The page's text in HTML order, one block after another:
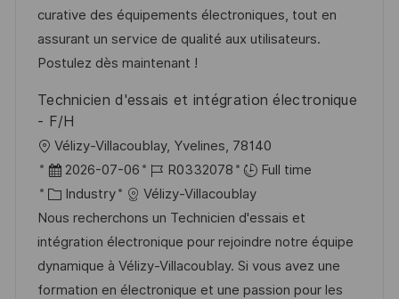
n D
a
t
o
r
y
curative des équipements électroniques, tout en
assurant un service de qualité aux utilisateurs.
Postulez dès maintenant !
Technicien d'essais et intégration électronique
- F/H
L
o
c
a
t
i
o
Vélizy-Villacoublay, Yvelines, 78140
P
o
s
t
e
d
2026-07-06
J
o
b
I
d
R0332078
Full time
C
a
t
e
g
Industry
Vélizy-Villacoublay
Nous recherchons un Technicien d'essais et
intégration électronique pour rejoindre notre équipe
dynamique à Vélizy-Villacoublay. Si vous avez une
formation en électronique et une passion pour les